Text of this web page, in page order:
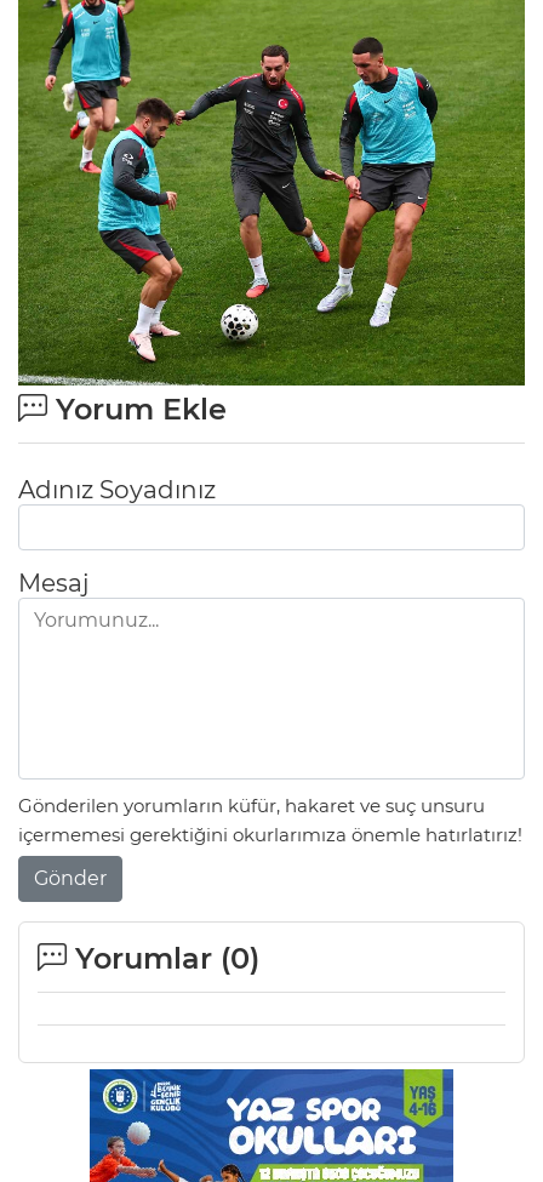
Yorum Ekle
Adınız Soyadınız
Mesaj
Gönderilen yorumların küfür, hakaret ve suç unsuru
içermemesi gerektiğini okurlarımıza önemle hatırlatırız!
Gönder
Yorumlar (0)